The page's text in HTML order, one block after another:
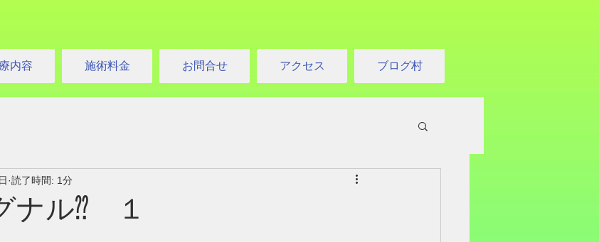
内容 施術料金 お問合せ アクセス ブログ村
ナル⁇ １
読了時間: 1分